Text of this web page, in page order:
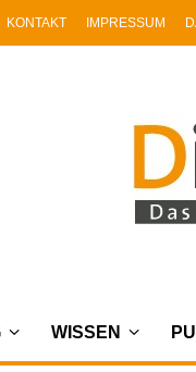
KONTAKT IMPRESSUM
WISSEN